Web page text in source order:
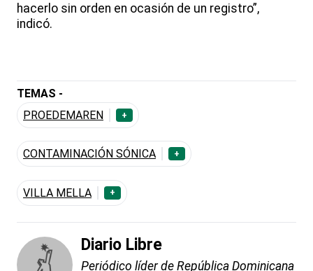
hacerlo sin orden en ocasión de un registro”,
indicó.
TEMAS -
PROEDEMAREN
+
CONTAMINACIÓN SÓNICA +
VILLA MELLA +
Diario Libre
Periódico líder de República Dominicana